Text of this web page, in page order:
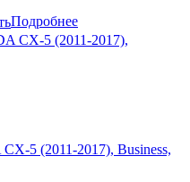
Подробнее
5 (2011-2017), Business,